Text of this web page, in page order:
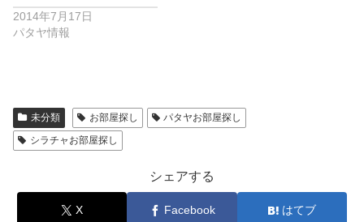
2014年7月17日
パタヤ情報
未分類 お部屋探し
パタヤお部屋探し
シラチャお部屋探し
シェアする
X Facebook はてブ